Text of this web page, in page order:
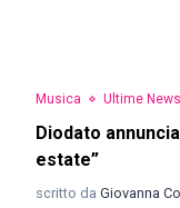
Musica Ultime News
Diodato
estate”
scritto da Giovanna